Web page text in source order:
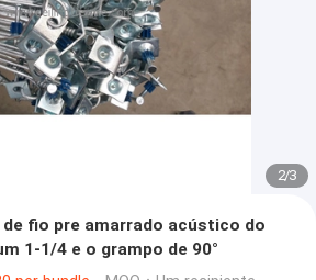
2/3
de fio pre amarrado acústico do
1-1/4 e o grampo de 90°